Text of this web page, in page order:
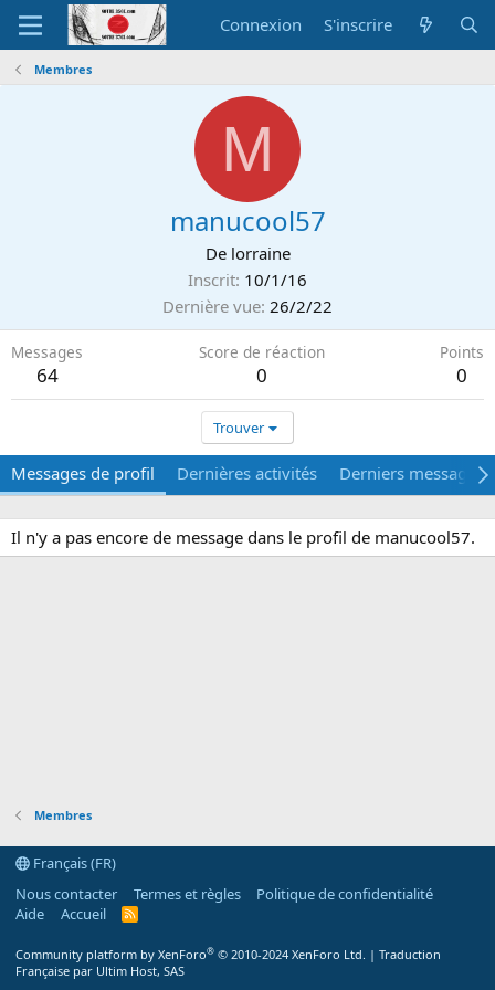
Connexion S'inscrire
Membres
M
manucool57
De lorraine
Inscrit 10/1/16
Dernière vue 26/2/22
Messages
64
Score de réaction
0
Points
0
Trouver
Messages de profil Dernières activités Derniers messages
Il n'y a pas encore de message dans le profil de manucool57.
Membres
Français (FR)
Nous contacter
Termes et règles
Politique de confidentialité
Aide
Accueil
R
Community platform by XenForo® © 2010-2024 XenForo Ltd. | Traduction
Française par Ultim Host, SAS